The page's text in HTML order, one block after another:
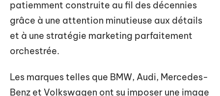
patiemment construite au fil des décennies
grâce à une attention minutieuse aux détails
et à une stratégie marketing parfaitement
orchestrée.
Les marques telles que BMW, Audi, Mercedes-
Benz et Volkswagen ont su imposer une image